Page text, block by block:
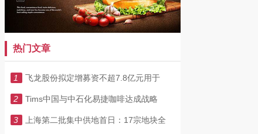
热门文章
1 飞龙股份拟定增募资不超7.8亿元用于
2 Tims中国与中石化易捷咖啡达成战略
3 上海第二批集中供地首日：17宗地块全